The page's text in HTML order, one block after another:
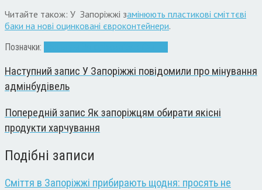
Читайте також: У Запоріжжі замінюють пластикові сміттєві
баки на нові оцинковані євроконтейнери.
Позначки:
Наступний запис У Запоріжжі повідомили про мінування
адмінбудівель
Попередній запис Як запоріжцям обирати якісні
продукти харчування
Подібні записи
Сміття в Запоріжжі прибирають щодня: просять не